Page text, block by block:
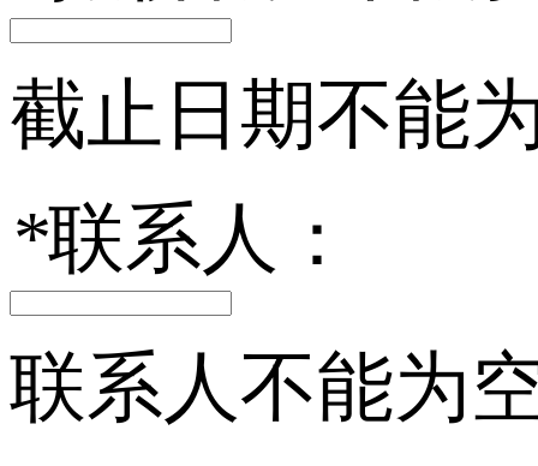
截止日期不能
*联系人：
联系人不能为